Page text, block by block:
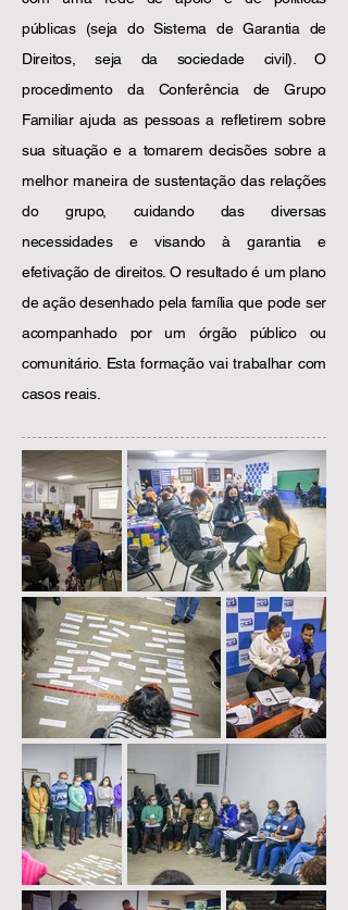
públicas (seja do Sistema de Garantia de
Direitos, seja da sociedade civil). O
procedimento da Conferência de Grupo
Familiar ajuda as pessoas a refletirem sobre
sua situação e a tomarem decisões sobre a
melhor maneira de sustentação das relações
do grupo, cuidando das diversas
necessidades e visando à garantia e
efetivação de direitos. O resultado é um plano
de ação desenhado pela família que pode ser
acompanhado por um órgão público ou
comunitário. Esta formação vai trabalhar com
casos reais.